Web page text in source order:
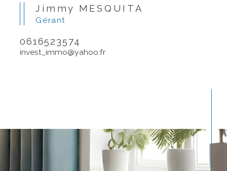
Jimmy MESQUITA
Gérant
0616523574
invest_immo@yahoo.fr